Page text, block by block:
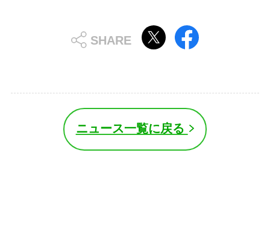
ニュース一覧に戻る